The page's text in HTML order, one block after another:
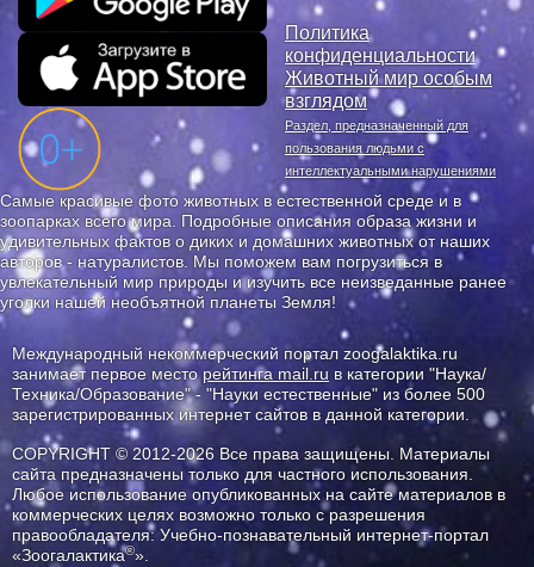
Политика
конфиденциальности
Животный мир особым
взглядом
Раздел, предназначенный для
пользования людьми с
интеллектуальными нарушениями
Самые красивые фото животных в естественной среде и в
зоопарках всего мира. Подробные описания образа жизни и
удивительных фактов о диких и домашних животных от наших
авторов - натуралистов. Мы поможем вам погрузиться в
увлекательный мир природы и изучить все неизведанные ранее
уголки нашей необъятной планеты Земля!
Международный некоммерческий портал zoogalaktika.ru
занимает первое месторейтинга mail.ru в категории "Наука/
Техника/Образование" - "Науки естественные" из более 500
зарегистрированных интернет сайтов в данной категории.
COPYRIGHT © 2012-2026 Все права защищены. Материалы
сайта предназначены только для частного использования.
Любое использование опубликованных на сайте материалов в
коммерческих целях возможно только с разрешения
правообладателя: Учебно-познавательный интернет-портал
«Зоогалактика®».